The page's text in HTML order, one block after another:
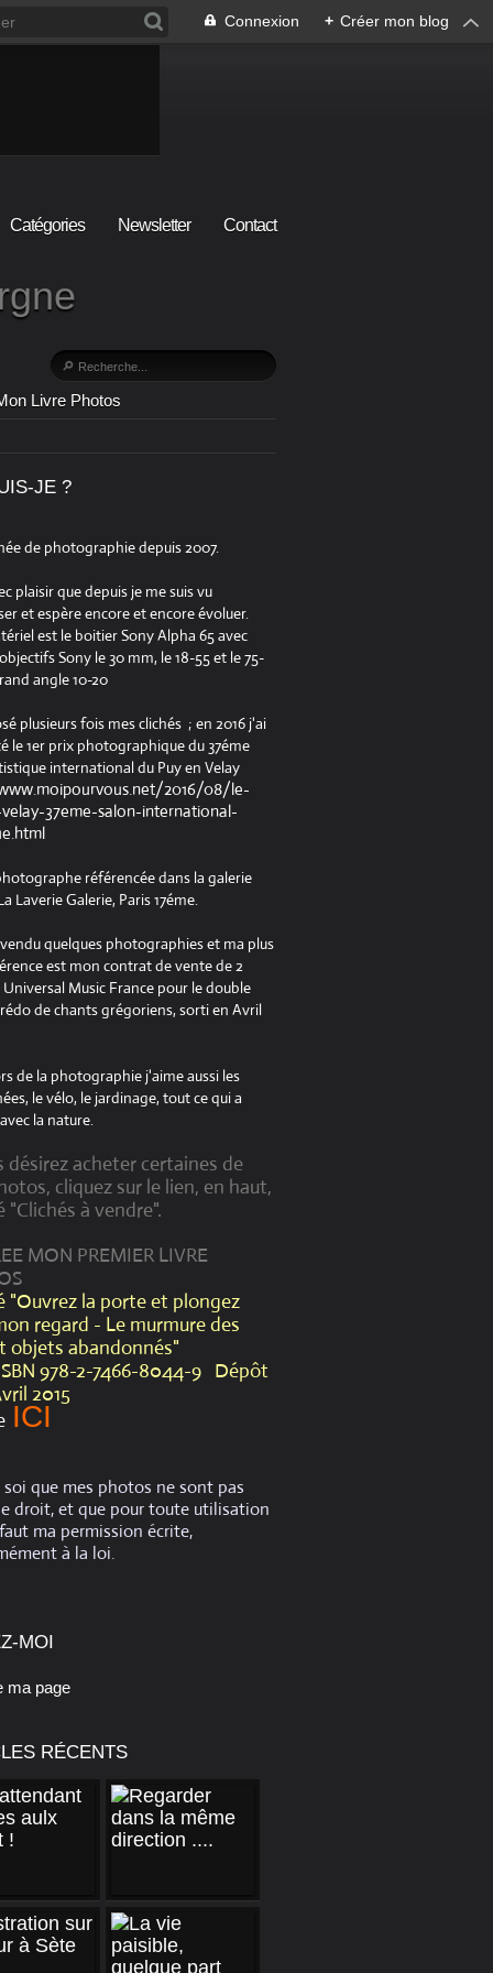
Connexion + Créer mon blog
Catégories Newsletter Contact
Livre Photos
JE ?
de photographie depuis 2007.
plaisir que depuis je me suis vu
et espère encore et encore évoluer.
est le boitier Sony Alpha 65 avec
Sony le 30 mm, le 18-55 et le 75-
angle 10-20
plusieurs fois mes clichés ; en 2016 j'ai
le 1er prix photographique du 37éme
international du Puy en Velay
2016/08/le-
37eme-salon-international-
référencée dans la galerie
Laverie Galerie, Paris 17éme.
quelques photographies et ma plus
est mon contrat de vente de 2
Universal Music France pour le double
de chants grégoriens, sorti en Avril
de la photographie j'aime aussi les
le vélo, le jardinage, tout ce qui a
la nature.
désirez acheter certaines de
cliquez sur le lien, en haut,
à vendre".
MON PREMIER LIVRE
"Ouvrez la porte et plongez
regard - Le murmure des
objets abandonnés"
978-2-7466-8044-9 Dépôt
2015
ICI
soi que mes photos ne sont pas
droit, et que pour toute utilisation
ma permission écrite,
à la loi.
MOI
ma page
RÉCENTS